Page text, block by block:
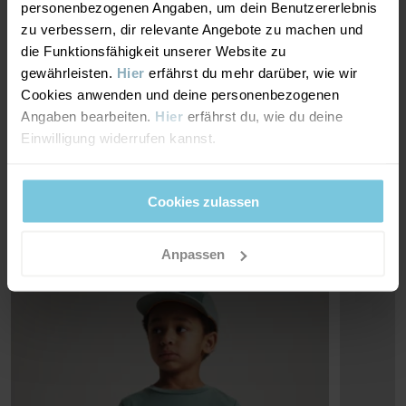
personenbezogenen Angaben, um dein Benutzererlebnis
zu verbessern, dir relevante Angebote zu machen und
die Funktionsfähigkeit unserer Website zu
gewährleisten. Hier erfährst du mehr darüber, wie wir
Cookies anwenden und deine personenbezogenen
Angaben bearbeiten. Hier erfährst du, wie du deine
Einwilligung widerrufen kannst.
Cookies zulassen
Anpassen
MATERIAL & PFLEGEHINWEISE
Material
OUTER FABRIC
92% Polyester Recycled
Pflegehinweise
Maschinenwäsche 40 °C
Bleichen nicht erlaubt
Trommeltrocknen niedrige Temperatur
NACHHALTIGKEIT
LIEFERUNG UND RÜCKSENDUNG
Lieferung & Rücksendung
Wir liefern versandkostenfrei ab 69€. Die Lieferzeit beträgt 3–5
Werktagen. Je nachdem, an welche Postleitzahl die Lieferung
erfolgen soll, werden an der Kasse die verfügbaren
Versandoptionen angezeigt.
DAS KÖNNTE DIR AUCH GEFALLEN